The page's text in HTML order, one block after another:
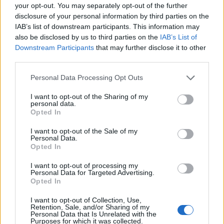
your opt-out. You may separately opt-out of the further
disclosure of your personal information by third parties on the
IAB’s list of downstream participants. This information may
also be disclosed by us to third parties on the IAB’s List of
Downstream Participants that may further disclose it to other
Personal Data Processing Opt Outs
I want to opt-out of the Sharing of my
personal data.
Opted In
I want to opt-out of the Sale of my
Personal Data.
Opted In
I want to opt-out of processing my
Personal Data for Targeted Advertising.
Opted In
I want to opt-out of Collection, Use,
Retention, Sale, and/or Sharing of my
Personal Data that Is Unrelated with the
Purposes for which it was collected.
Edellinen artikkeli
Kuka olisi uskonut ennen
paikkansa CHL:ssä
Seuraava artikkeli
LIITTYVÄT ARTIKKELIT LISÄÄ TEKIJÄLTÄ
Aleksander Barkov tekee paluun
kaukaloon